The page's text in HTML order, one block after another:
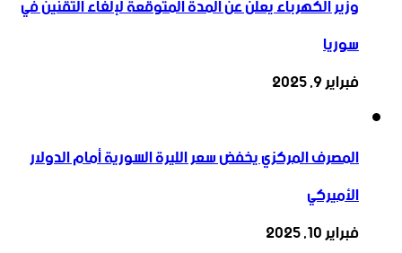
سوريا
فبراير 9, 2025
المصرف المركزي يخفض سعر الليرة السورية أمام الدولار
الأميركي
فبراير 10, 2025